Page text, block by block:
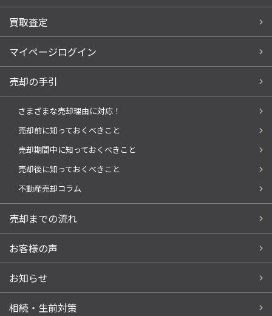
買取査定
マイページログイン
売却の手引
さまざまな売却理由に対応！
売却前に知っておくべきこと
売却期間中に知っておくべきこと
売却後に知っておくべきこと
不動産売却コラム
売却までの流れ
お客様の声
お知らせ
相続・生前対策